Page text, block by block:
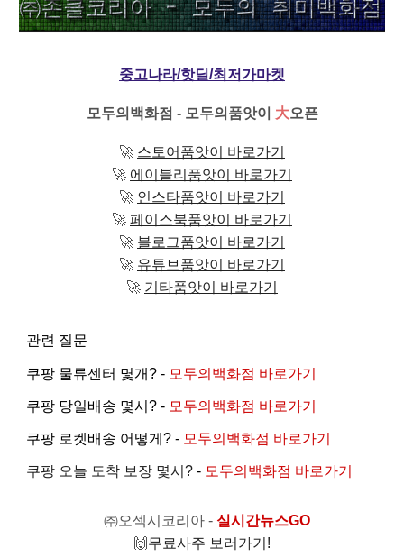
중고나라/핫딜/최저가마켓
모두의백화점 - 모두의품앗이 大오픈
🚀 스토어품앗이 바로가기
🚀 에이블리품앗이 바로가기
🚀 인스타품앗이 바로가기
🚀 페이스북품앗이 바로가기
🚀 블로그품앗이 바로가기
🚀 유튜브품앗이 바로가기
🚀 기타품앗이 바로가기
관련 질문
쿠팡 물류센터 몇개? - 모두의백화점 바로가기
쿠팡 당일배송 몇시? - 모두의백화점 바로가기
쿠팡 로켓배송 어떻게? - 모두의백화점 바로가기
쿠팡 오늘 도착 보장 몇시? - 모두의백화점 바로가기
㈜오섹시코리아- 실시간뉴스GO
🙌 무료사주 보러가기!